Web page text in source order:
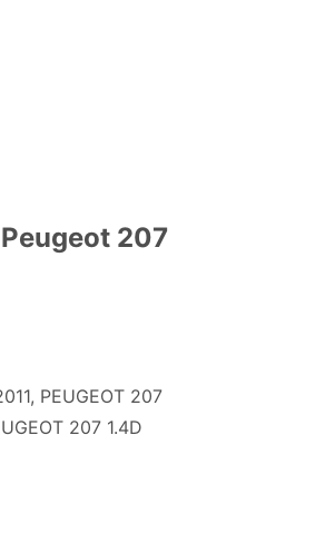
207
PEUGEOT 207
207 1.4D